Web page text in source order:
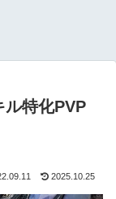
特化PVP
2025.10.25